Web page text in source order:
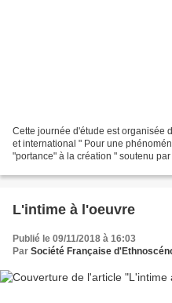
Cette journée d'étude est organisée
et international " Pour une
"portance" à la création " soutenu par
L'intime à l'oeuvre
Publié le 09/11/2018 à 16:03
Par Société Française